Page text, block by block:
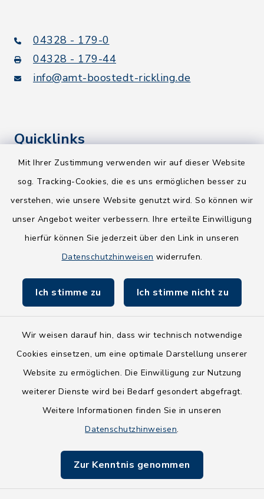
Mit Ihrer Zustimmung verwenden wir auf dieser Website
sog. Tracking-Cookies, die es uns ermöglichen besser zu
verstehen, wie unsere Website genutzt wird. So können wir
unser Angebot weiter verbessern. Ihre erteilte Einwilligung
hierfür können Sie jederzeit über den Link in unseren
Datenschutzhinweisen widerrufen.
Ich stimme zu Ich stimme nicht zu
Wir weisen darauf hin, dass wir technisch notwendige
Cookies einsetzen, um eine optimale Darstellung unserer
Website zu ermöglichen. Die Einwilligung zur Nutzung
weiterer Dienste wird bei Bedarf gesondert abgefragt.
Weitere Informationen finden Sie in unseren
Datenschutzhinweisen.
Zur Kenntnis genommen
04328 - 179-0
04328 - 179-44
info@amt-boostedt-rickling.de
Quicklinks
Kreis Segeberg
NEU! Amtsbroschüre 2026
Holsteiner Auenland
Fundbüro
Barrierefreiheit
Impressum